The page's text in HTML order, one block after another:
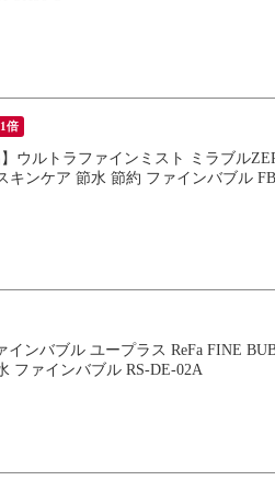
倍
ウルトラファインミスト ミラブル
キンケア 節水 節約 ファインバブル
インバブル ユープラス ReFa FINE
ファインバブル RS-DE-02A